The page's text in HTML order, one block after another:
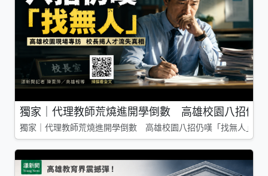
獨家｜代理教師荒燒進開學倒數 高雄校園八招仍
獨家｜代理教師荒燒進開學倒數 高雄校園八招仍嘆「找無人」